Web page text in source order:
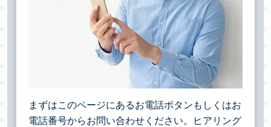
まずはこのページにあるお電話ボタンもしくはお
電話番号からお問い合わせください。ヒアリング